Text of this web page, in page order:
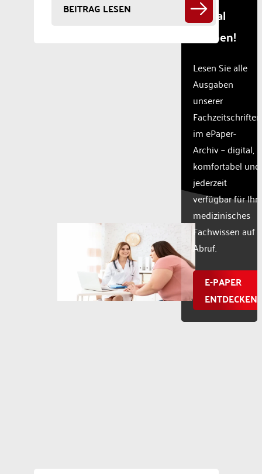
BEITRAG LESEN
digital
erleben!
Lesen Sie alle
Ausgaben
unserer
Fachzeitschriften
im ePaper-
Archiv – digital,
komfortabel und
jederzeit
verfügbar für Ihr
medizinisches
Fachwissen auf
Abruf.
E-PAPER
ENTDECKEN